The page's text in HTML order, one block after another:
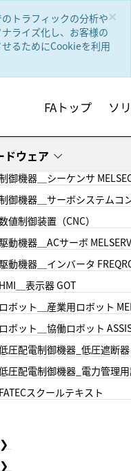
×
トラフィックの分析や
ライズ化し、お客様の
るためにCookieを利用
FAトップ ソ
ドウェア
御機器＿シーケンサ
御機器＿サーボシステムコ
値制御装置（CNC）
動機器＿ACサーボ
動機器＿インバータ
HMI＿表示器 GOT
ロボット＿産業用ロボット
ロボット＿協働ロボット
圧配電制御機器_低圧遮断器
圧配電制御機器_電力管理
FATECスクールテキスト